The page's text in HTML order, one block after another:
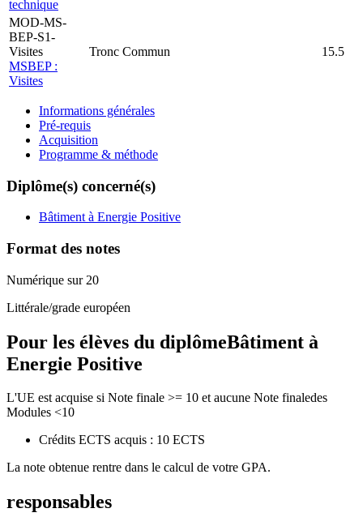
technique
MOD-MS-
BEP-S1-
Visites
MSBEP :
Visites
Tronc Commun 15.5
Informations générales
Pré-requis
Acquisition
Programme & méthode
Diplôme(s) concerné(s)
Bâtiment à Energie Positive
Format des notes
Numérique sur 20
Littérale/grade européen
Pour les élèves du diplômeBâtiment à
Energie Positive
L'UE est acquise si Note finale >= 10 et aucune Note finaledes
Modules <10
Crédits ECTS acquis : 10 ECTS
La note obtenue rentre dans le calcul de votre GPA.
responsables